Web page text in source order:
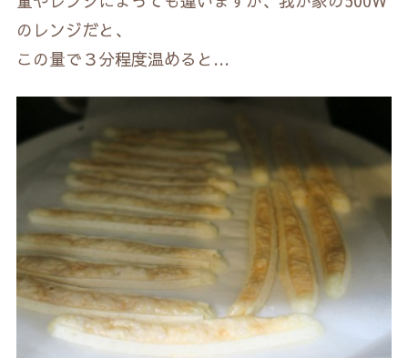
のレンジだと、
この量で３分程度温めると…